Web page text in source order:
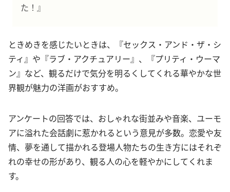
た！』
ときめきを感じたいときは、『セックス・アンド・ザ・シ
ティ』や『ラブ・アクチュアリー』、『プリティ・ウーマ
ン』など、観るだけで気分を明るくしてくれる華やかな世
界観が魅力の洋画がおすすめ。
アンケートの回答では、おしゃれな街並みや音楽、ユーモ
アに溢れた会話劇に惹かれるという意見が多数。恋愛や友
情、夢を通して描かれる登場人物たちの生き方にはそれぞ
れの幸せの形があり、観る人の心を軽やかにしてくれま
す。